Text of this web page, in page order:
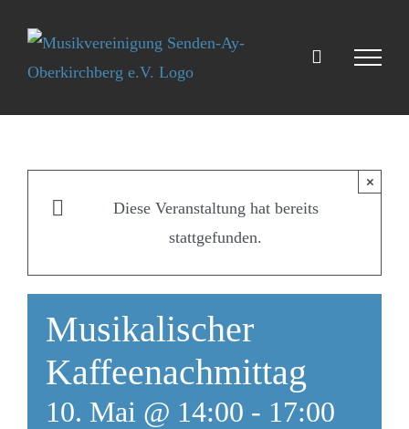
Inhalt
springen
Diese Veranstaltung hat bereits
stattgefunden.
×
Musikalischer
Kaffeenachmittag
10. Mai @ 14:00 - 17:00